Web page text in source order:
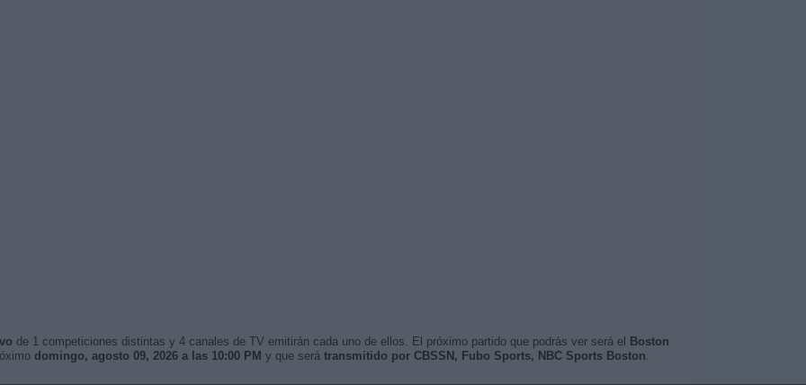
de 1 competiciones distintas y 4 canales de TV emitirán cada uno de ellos. El próximo partido que podrás ver será el
Boston
domingo, agosto 09, 2026 a las 10:00 PM y que será transmitido por CBSSN, Fubo Sports, NBC Sports Boston.